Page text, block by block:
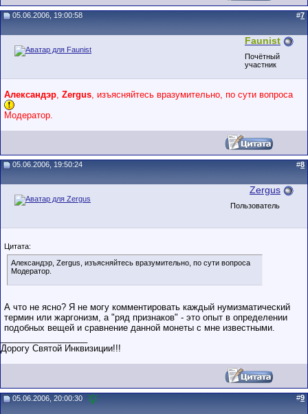
05.06.2006, 19:00:58 #7
Faunist
Почётный
участник
Александэр, Zergus, изъясняйтесь вразумительно, по сути вопроса
Модератор.
05.06.2006, 19:50:24 #8
Zergus
Пользователь
Цитата:
Александэр, Zergus, изъясняйтесь вразумительно, по сути вопроса
Модератор.
А что не ясно? Я не могу комментировать каждый нумизматический
термин или жаргонизм, а "ряд признаков" - это опыт в определении
подобных вещей и сравнение данной монеты с мне известными.
Дорогу Святой Инквизиции!!!
05.06.2006, 20:00:30 #9